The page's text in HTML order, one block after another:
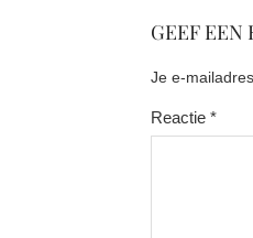
GEEF EEN
Je e-
Reactie *